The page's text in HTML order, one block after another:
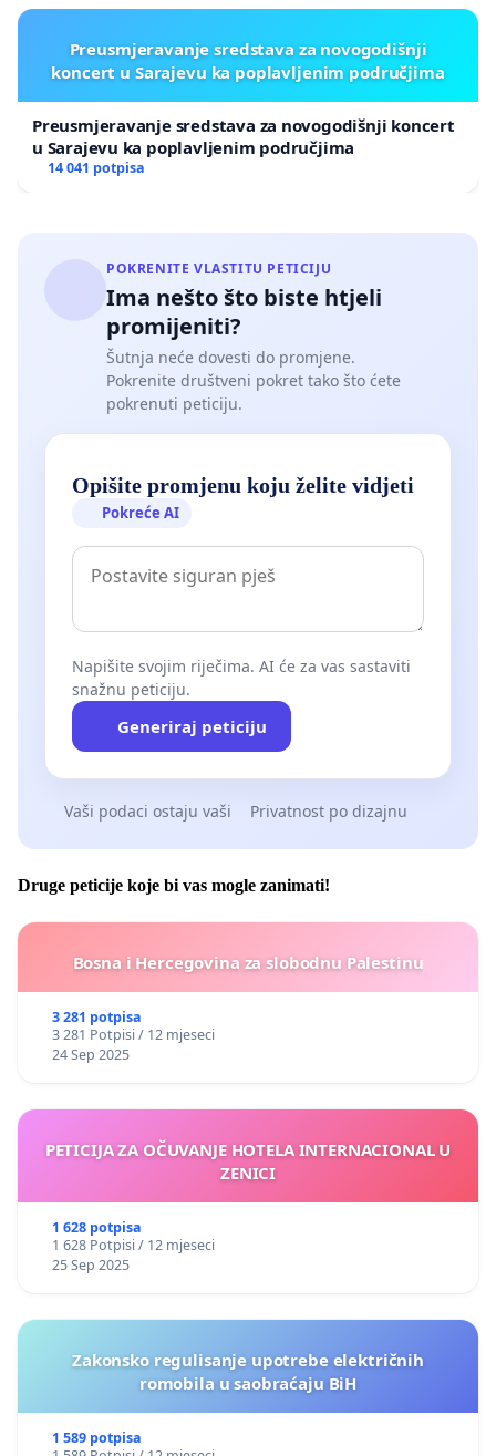
Preusmjeravanje sredstava za novogodišnji
koncert u Sarajevu ka poplavljenim područjima
Preusmjeravanje sredstava za novogodišnji koncert
u Sarajevu ka poplavljenim područjima
14 041 potpisa
POKRENITE VLASTITU PETICIJU
Ima nešto što biste htjeli
promijeniti?
Šutnja neće dovesti do promjene.
Pokrenite društveni pokret tako što ćete
pokrenuti peticiju.
Opišite promjenu koju želite vidjeti
Pokreće AI
Napišite svojim riječima. AI će za vas sastaviti
snažnu peticiju.
Generiraj peticiju
Vaši podaci ostaju vaši Privatnost po dizajnu
Druge peticije koje bi vas mogle zanimati!
Bosna i Hercegovina za slobodnu Palestinu
3 281 potpisa
3 281 Potpisi / 12 mjeseci
24 Sep 2025
PETICIJA ZA OČUVANJE HOTELA INTERNACIONAL U
ZENICI
1 628 potpisa
1 628 Potpisi / 12 mjeseci
25 Sep 2025
Zakonsko regulisanje upotrebe električnih
romobila u saobraćaju BiH
1 589 potpisa